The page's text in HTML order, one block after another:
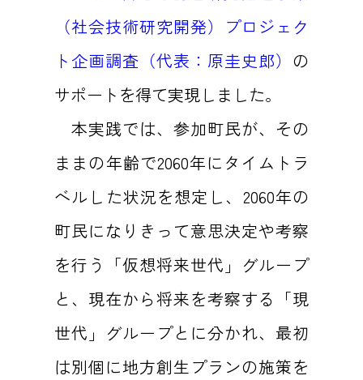
（社会技術研究開発）プロジェク
ト企画調査（代表：原圭史郎） の
サポートを得て実現しました。
本実践では、参加町民が、その
ままの年齢で2060年にタイムトラ
ベルした状況を想定し、2060年の
町民になりきって意思決定や考察
を行う「仮想将来世代」グループ
と、現在から将来を考察する「現
世代」グループとに分かれ、最初
は別個に地方創生プランの施策を